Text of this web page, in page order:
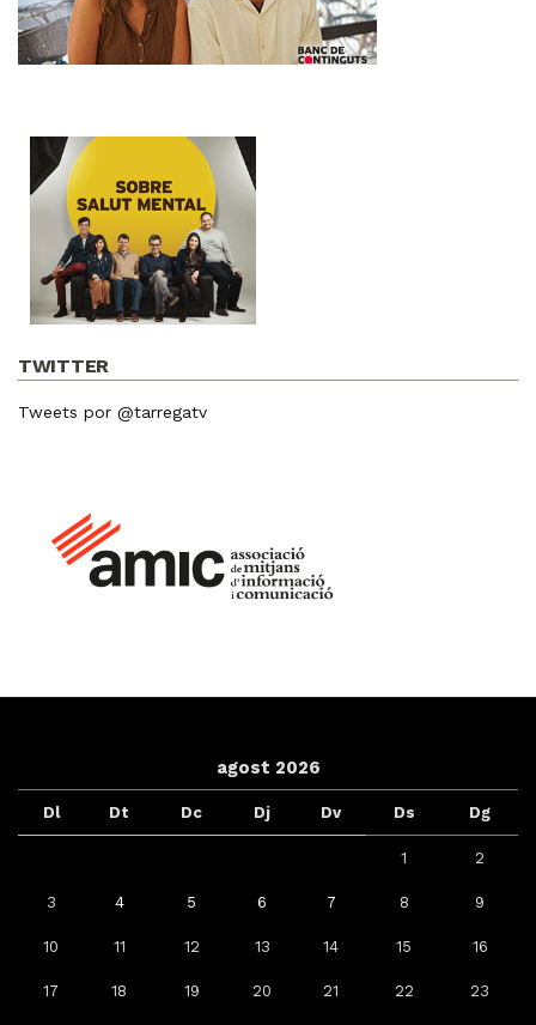
TWITTER
Tweets por @tarregatv
agost 2026
Dl Dt Dc Dj Dv Ds Dg
1 2
3 4 5 6 7 8 9
10 11 12 13 14 15 16
17 18 19 20 21 22 23